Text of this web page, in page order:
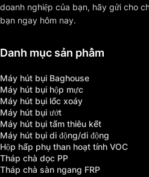
doanh nghiệp của bạn, hãy gửi cho
bạn ngay hôm nay.
Danh mục sản phẩm
Máy hút bụi Baghouse
Máy hút bụi hộp mực
Máy hút bụi lốc xoáy
Máy hút bụi ướt
Máy hút bụi tấm thiêu kết
Máy hút bụi di động/di động
Hộp hấp phụ than hoạt tính VOC
Tháp chà dọc PP
Tháp chà sàn ngang FRP